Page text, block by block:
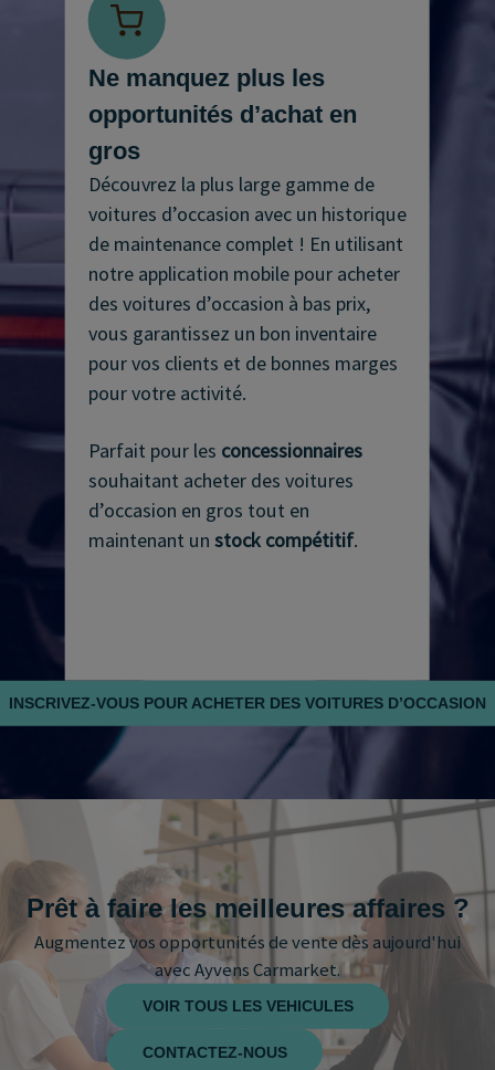
Ne manquez plus les
opportunités d’achat en
gros
Découvrez la plus large gamme de
voitures d’occasion avec un historique
de maintenance complet ! En utilisant
notre application mobile pour acheter
des voitures d’occasion à bas prix,
vous garantissez un bon inventaire
pour vos clients et de bonnes marges
pour votre activité.
Parfait pour les concessionnaires
souhaitant acheter des voitures
d’occasion en gros tout en
maintenant un stock compétitif.
INSCRIVEZ‑VOUS POUR ACHETER DES VOITURES D’OCCASION
Prêt à faire les meilleures affaires ?
Augmentez vos opportunités de vente dès aujourd'hui
avec Ayvens Carmarket.
VOIR TOUS LES VEHICULES
CONTACTEZ-NOUS